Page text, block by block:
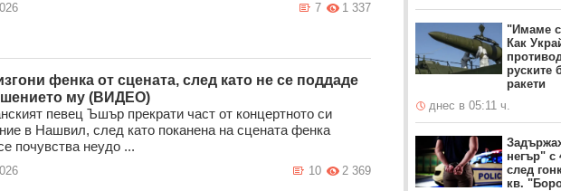
1 337
7
фенка от сцената, след като не се поддаде
му (ВИДЕО)
певец Ъшър прекрати част от концертното си
в Нашвил, след като поканена на сцената фенка
почувства неудо ...
2 369
10
"Имаме
Как
руските
ракети
днес в 05:11 ч.
негър" с
след
кв.